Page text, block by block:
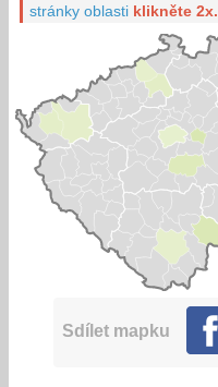
stránky oblasti klikněte 2x.
Sdílet mapku